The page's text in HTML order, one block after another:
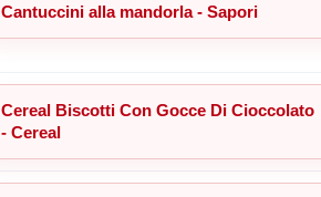
Cantuccini alla mandorla - Sapori
Cereal Biscotti Con Gocce Di Cioccolato
- Cereal